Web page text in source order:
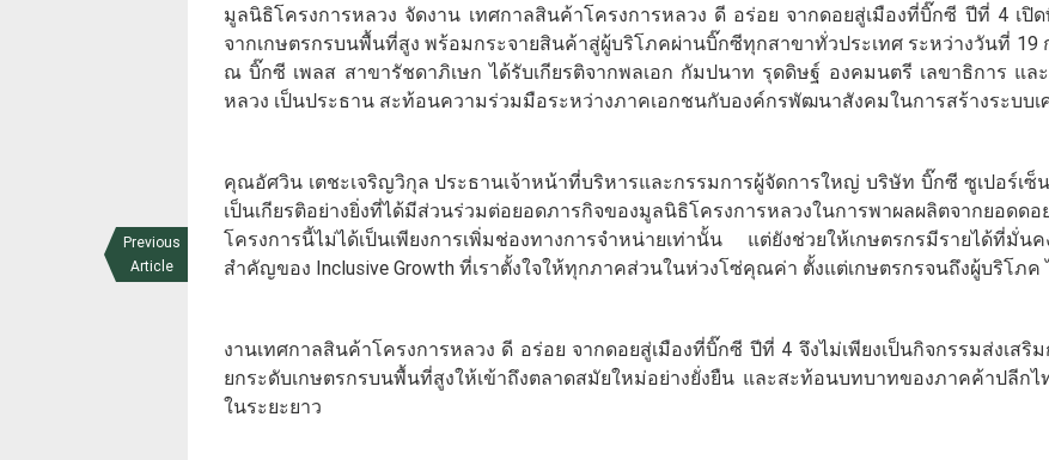
มูลนิธิโครงการหลวง จัดงาน เทศกาลสินค้าโครงการหลวง ดี อร่อย จากดอยสู่เมืองที่บิ๊กซี ปีที่ 4 เ
จากเกษตรกรบนพื้นที่สูง พร้อมกระจายสินค้าสู่ผู้บริโภคผ่านบิ๊กซีทุกสาขาทั่วประเทศ ระหว่างวันที่
ณ บิ๊กซี เพลส สาขารัชดาภิเษก ได้รับเกียรติจากพลเอก กัมปนาท รุดดิษฐ์ องคมนตรี เลขาธิการ แล
หลวง เป็นประธาน สะท้อนความร่วมมือระหว่างภาคเอกชนกับองค์กรพัฒนาสังคมในการสร้างระบบเ
คุณอัศวิน เตชะเจริญวิกุล ประธานเจ้าหน้าที่บริหารและกรรมการผู้จัดการใหญ่ บริษัท บิ๊กซี ซูเปอร์เซ็
เป็นเกียรติอย่างยิ่งที่ได้มีส่วนร่วมต่อยอดภารกิจของมูลนิธิโครงการหลวงในการพาผลผลิตจากยอดด
โครงการนี้ไม่ได้เป็นเพียงการเพิ่มช่องทางการจำหน่ายเท่านั้น แต่ยังช่วยให้เกษตรกรมีรายได้ที่
สำคัญของ Inclusive Growth ที่เราตั้งใจให้ทุกภาคส่วนในห่วงโซ่คุณค่า ตั้งแต่เกษตรกรจนถึงผู้บริโภค
งานเทศกาลสินค้าโครงการหลวง ดี อร่อย จากดอยสู่เมืองที่บิ๊กซี ปีที่ 4 จึงไม่เพียงเป็นกิจกรรมส่งเสริ
ยกระดับเกษตรกรบนพื้นที่สูงให้เข้าถึงตลาดสมัยใหม่อย่างยั่งยืน และสะท้อนบทบาทของภาคค้าปลีกไ
ในระยะยาว
Previous
Article